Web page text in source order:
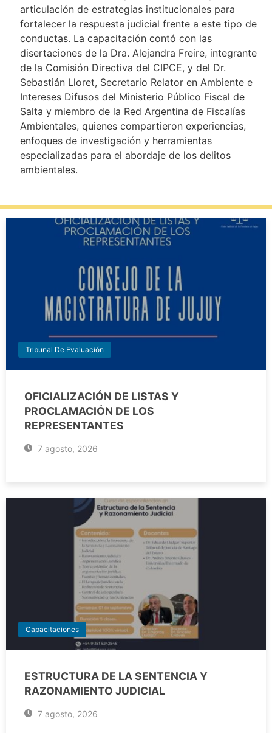
articulación de estrategias institucionales para
fortalecer la respuesta judicial frente a este tipo de
conductas. La capacitación contó con las
disertaciones de la Dra. Alejandra Freire, integrante
de la Comisión Directiva del CIPCE, y del Dr.
Sebastián Lloret, Secretario Relator en Ambiente e
Intereses Difusos del Ministerio Público Fiscal de
Salta y miembro de la Red Argentina de Fiscalías
Ambientales, quienes compartieron experiencias,
enfoques de investigación y herramientas
especializadas para el abordaje de los delitos
ambientales.
Tribunal De Evaluación
OFICIALIZACIÓN DE LISTAS Y
PROCLAMACIÓN DE LOS
REPRESENTANTES
7 agosto, 2026
Capacitaciones
ESTRUCTURA DE LA SENTENCIA Y
RAZONAMIENTO JUDICIAL
7 agosto, 2026